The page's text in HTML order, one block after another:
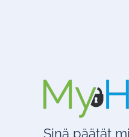
Sinä päätät